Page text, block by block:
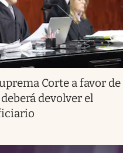
Corte a favor de
devolver el